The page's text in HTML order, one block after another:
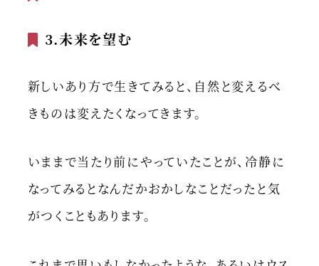
3.未来を望む
新しいあり方で生きてみると、自然と変えるべ
きものは変えたくなってきます。
いままで当たり前にやっていたことが、冷静に
なってみるとなんだかおかしなことだったと気
がつくこともあります。